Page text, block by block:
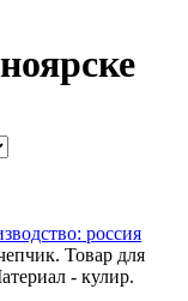
россия
Товар для
- кулир.